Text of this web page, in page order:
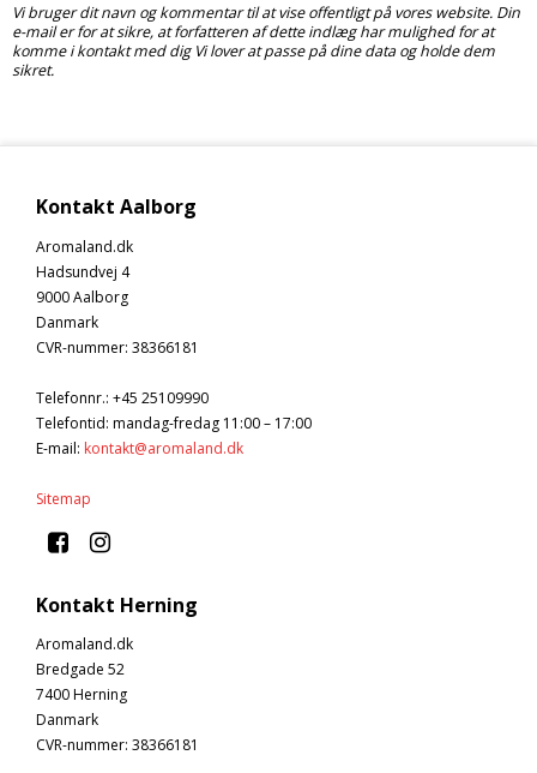
Vi bruger dit navn og kommentar til at vise offentligt på vores website. Din
e-mail er for at sikre, at forfatteren af dette indlæg har mulighed for at
komme i kontakt med dig Vi lover at passe på dine data og holde dem
sikret.
Kontakt Aalborg
Aromaland.dk
Hadsundvej 4
9000 Aalborg
Danmark
CVR-nummer: 38366181
Telefonnr.: +45 25109990
Telefontid: mandag-fredag 11:00 – 17:00
E-mail: kontakt@aromaland.dk
Sitemap
Kontakt Herning
Aromaland.dk
Bredgade 52
7400 Herning
Danmark
CVR-nummer: 38366181